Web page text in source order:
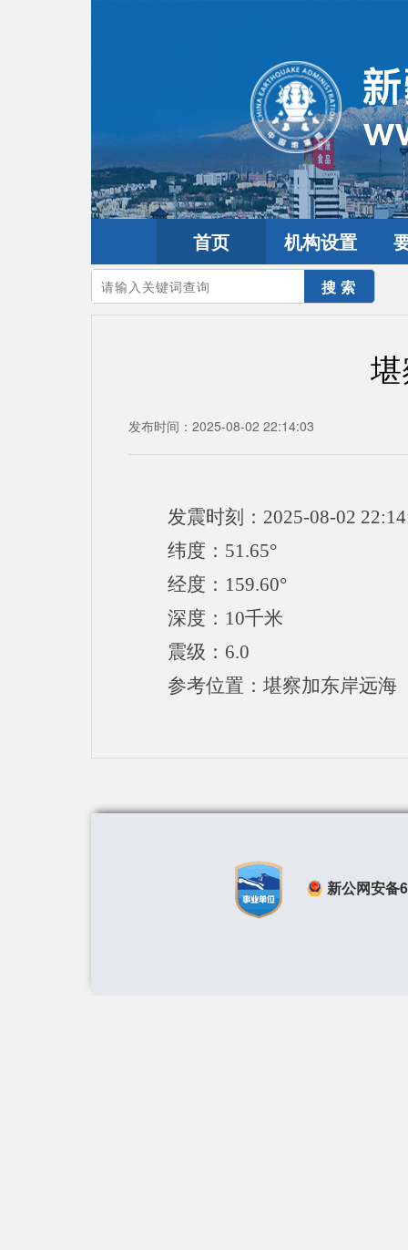
首页 机构设置
您的当前位置：首页>地震频道 全球震讯
发布时间：2025-08-02 22:14:03
发震时刻：2025-08-02
纬度：51.65°
经度：159.60°
深度：10千米
震级：6.0
参考位置：堪察加东岸远海
新公网安备